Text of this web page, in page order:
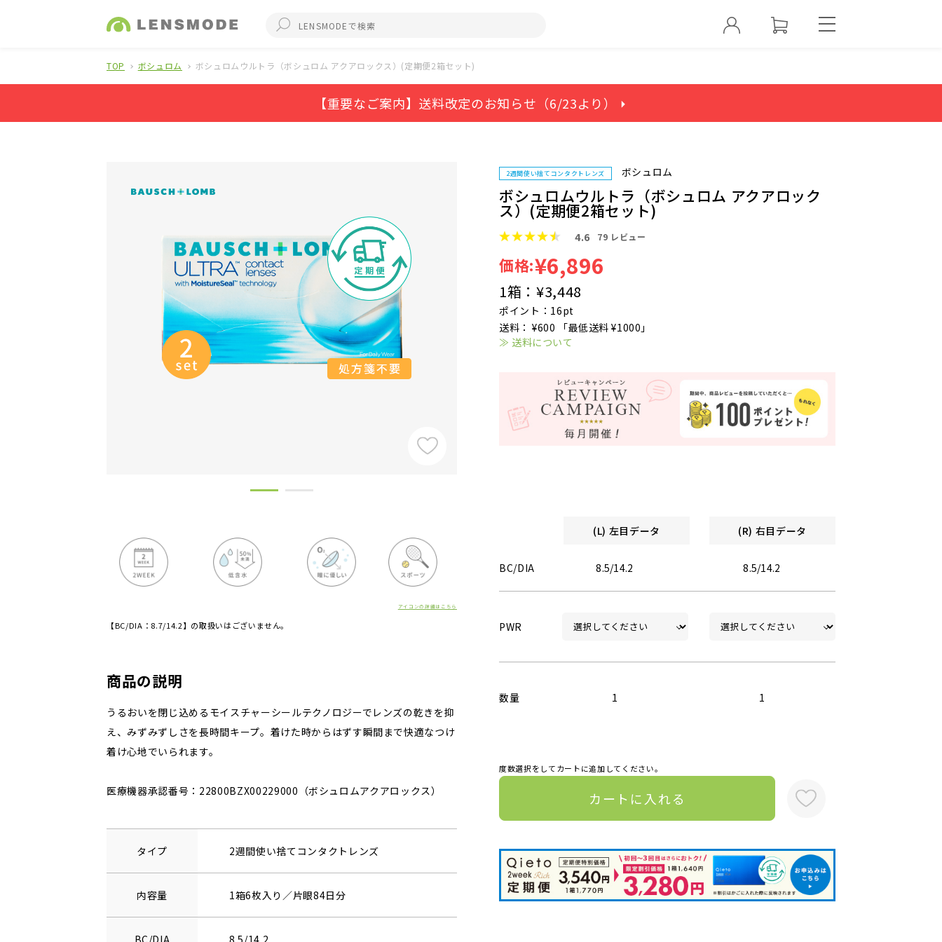
TOP ボシュロム ボシュロムウルトラ（ボシュロム アクアロックス）(定期便2箱セット)
【重要なご案内】送料改定のお知らせ（6/23より） ⏵
アイコンの詳細はこちら
【BC/DIA：8.7/14.2】の取扱いはございません。
商品の説明
うるおいを閉じ込めるモイスチャーシールテクノロジーでレンズの乾きを抑
え、みずみずしさを長時間キープ。着けた時からはずす瞬間まで快適なつけ
着け心地でいられます。
医療機器承認番号：22800BZX00229000（ボシュロムアクアロックス）
タイプ 2週間使い捨てコンタクトレンズ
内容量 1箱6枚入り／片眼84日分
BC/DIA 8.5/14.2
2週間使い捨てコンタクトレンズ ボシュロム
ボシュロムウルトラ（ボシュロム アクアロック
ス）(定期便2箱セット)
4.6 79 レビュー
価格:¥6,896
1箱： ¥3,448
ポイント：16pt
送料： ¥600 「最低送料 ¥1000」
≫ 送料について
(L) 左目データ (R) 右目データ
BC/DIA 8.5/14.2 8.5/14.2
PWR
数量 1 1
度数選択をしてカートに追加してください。
カートに入れる